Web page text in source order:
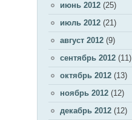
июнь 2012 (25)
июль 2012 (21)
август 2012 (9)
сентябрь 2012 (11)
октябрь 2012 (13)
ноябрь 2012 (12)
декабрь 2012 (12)